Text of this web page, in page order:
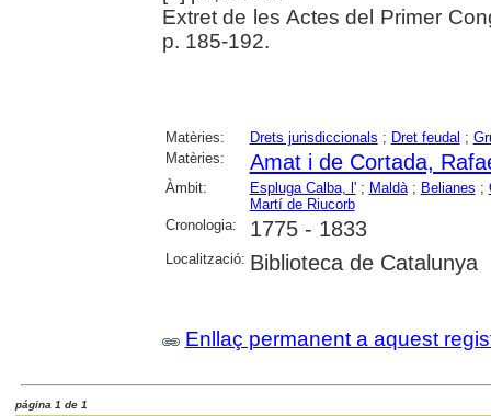
Extret de les Actes del Primer
p. 185-192.
Matèries: Drets jurisdiccionals ; Dret feudal ;
Matèries:
Amat i de Cortada,
Àmbit: Espluga Calba, l'; Maldà; Belianes ;
Martí de Riucorb
Cronologia:
1775 - 1833
Localització: Biblioteca de Catalunya
Enllaç permanent a aquest
página 1 de 1